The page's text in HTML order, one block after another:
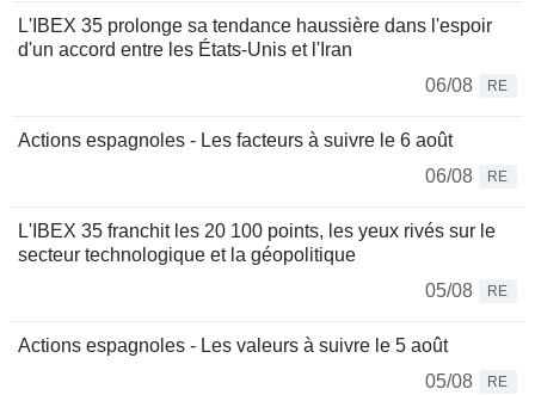
L'IBEX 35 prolonge sa tendance haussière dans l'espoir
d'un accord entre les États-Unis et l'Iran
06/08
RE
Actions espagnoles - Les facteurs à suivre le 6 août
06/08
RE
L'IBEX 35 franchit les 20 100 points, les yeux rivés sur le
secteur technologique et la géopolitique
05/08
RE
Actions espagnoles - Les valeurs à suivre le 5 août
05/08
RE